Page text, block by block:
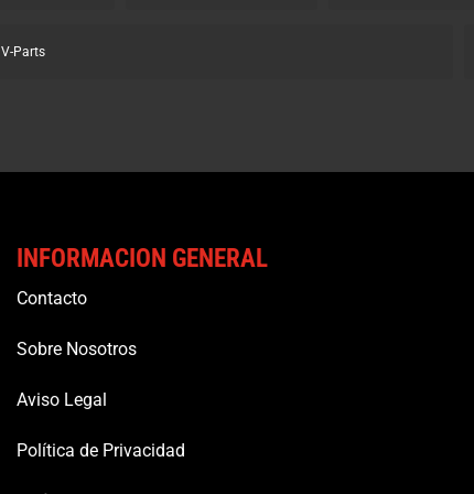
V-Parts
INFORMACION GENERAL
Contacto
Sobre Nosotros
Aviso Legal
Política de Privacidad